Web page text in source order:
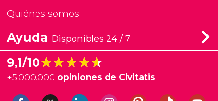
Quiénes somos
Ayuda Disponibles 24 / 7
9,1/10★★★★★
★★★★★
+5.000.000 opiniones de Civitatis